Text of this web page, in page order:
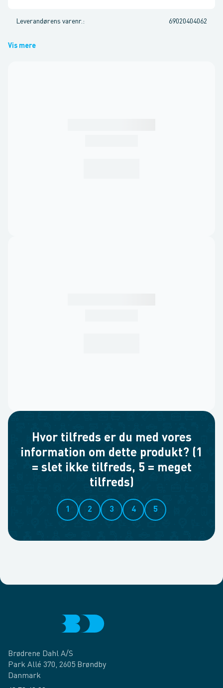
Leverandørens varenr. : 69020404062
Vis mere
Hvor tilfreds er du med vores
information om dette produkt? (1
= slet ikke tilfreds, 5 = meget
tilfreds)
1 2 3 4 5
Brødrene Dahl A/S
Park Allé 370, 2605 Brøndby
Danmark